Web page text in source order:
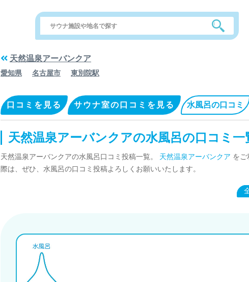
天然温泉アーバンクア
愛知県 名古屋市 東別院駅
口コミを見る サウナ室の口コミを見る 水風呂の口コミ
天然温泉アーバンクアの水風呂の口コミ一
天然温泉アーバンクアの水風呂口コミ投稿一覧。 天然温泉アーバンクア をご
際は、ぜひ、水風呂の口コミ投稿よろしくお願いいたします。